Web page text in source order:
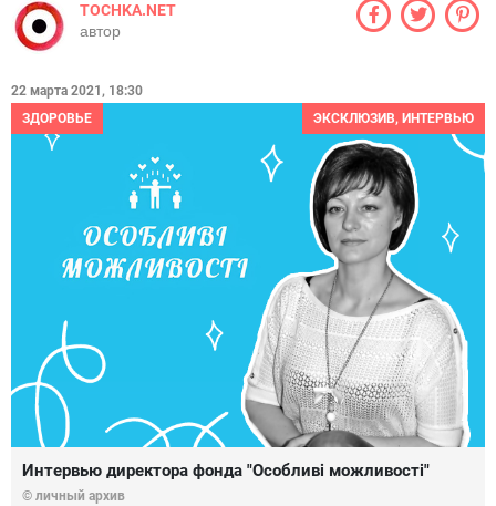
TOCHKA.NET
автор
22 марта 2021, 18:30
ЗДОРОВЬЕ
ЭКСКЛЮЗИВ, ИНТЕРВЬЮ
Интервью директора фонда "Особливі можливості"
© личный архив